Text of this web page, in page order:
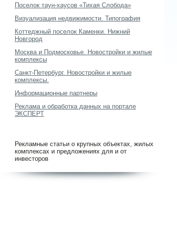
Поселок таун-хаусов «Тихая Слобода»
Визуализация недвижимости. Типография
Коттеджный поселок Каменки. Нижний
Новгород
Москва и Подмосковье. Новостройки и жилые
комплексы
Санкт-Петербург. Новостройки и жилые
комплексы.
Информационные партнеры
Реклама и обработка данных на портале
ЭКСПЕРТ
Рекламные статьи о крупных объектах, жилых
комплексах и предложениях для и от
инвесторов